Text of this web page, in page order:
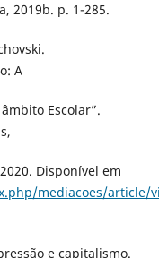
2019b. p. 1-285.
A
Escolar”.
Disponível em
mediacoes/article/
e capitalismo.